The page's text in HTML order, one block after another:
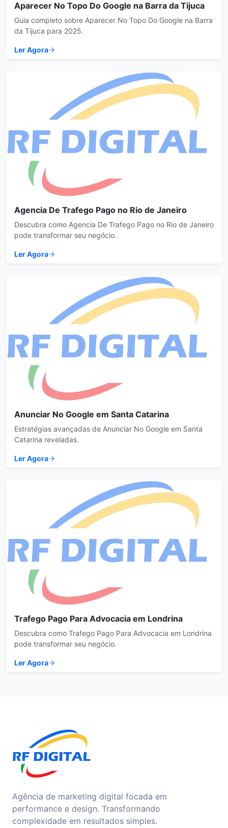
Aparecer No Topo Do Google na Barra da Tijuca
Guia completo sobre Aparecer No Topo Do Google na Barra
da Tijuca para 2025.
Ler Agora
Agencia De Trafego Pago no Rio de Janeiro
Descubra como Agencia De Trafego Pago no Rio de Janeiro
pode transformar seu negócio.
Ler Agora
Anunciar No Google em Santa Catarina
Estratégias avançadas de Anunciar No Google em Santa
Catarina reveladas.
Ler Agora
Trafego Pago Para Advocacia em Londrina
Descubra como Trafego Pago Para Advocacia em Londrina
pode transformar seu negócio.
Ler Agora
Agência de marketing digital focada em
performance e design. Transformando
complexidade em resultados simples.